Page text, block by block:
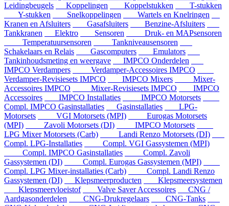
Leidingbeugels
Koppelingen Koppelstukken
T-stukken
Y-stukken
Snelkoppelingen
Wartels en Knelringen
Kranen en Afsluiters
Gasafsluiters
Benzine-Afsluiters
Tankkranen
Elektro Sensoren
Druk- en MAPsensoren
Temperatuursensoren
Tankniveausensoren
Schakelaars en Relais
Gascomputers
Emulators
Tankinhoudsmeting en weergave
IMPCO Onderdelen
IMPCO Verdampers
Verdamper-Accessoires IMPCO
Verdamper-Revisiesets IMPCO
IMPCO Mixers
Mixer-
Accessoires IMPCO
Mixer-Revisiesets IMPCO
IMPCO
Accessoires
IMPCO Installaties
IMPCO Motorsets
Compl. IMPCO Gasinstallaties
Gasinstallaties
LPG-
Motorsets
VGI Motorsets (MPI)
Eurogas Motorsets
(MPI)
Zavoli Motorsets (DI)
IMPCO Motorsets
LPG Mixer Motorsets (Carb)
Landi Renzo Motorsets (DI)
Compl. LPG-Installaties
Compl. VGI Gassystemen (MPI)
Compl. IMPCO Gasinstallaties
Compl. Zavoli
Gassystemen (DI)
Compl. Eurogas Gassystemen (MPI)
Compl. LPG Mixer-installaties (Carb)
Compl. Landi Renzo
Gassystemen (DI)
Klepsmeerproducten
Klepsmeersystemen
Klepsmeervloeistof
Valve Saver Accessoires
CNG /
Aardgasonderdelen
CNG-Drukregelaars
CNG-Tanks